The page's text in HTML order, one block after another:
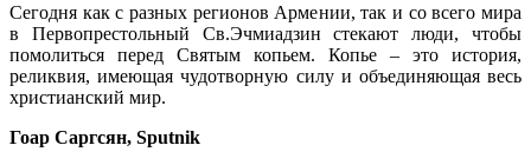
Сегодня как с разных регионов Армении, так и со всего мира
в Первопрестольный Св.Эчмиадзин стекают люди, чтобы
помолиться перед Святым копьем. Копье – это история,
реликвия, имеющая чудотворную силу и объединяющая весь
христианский мир.
Гоар Саргсян, Sputnik